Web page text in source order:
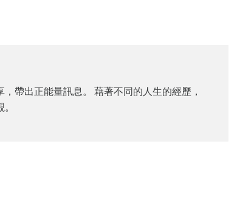
帶出正能量訊息。 藉著不同的人生的經歷，